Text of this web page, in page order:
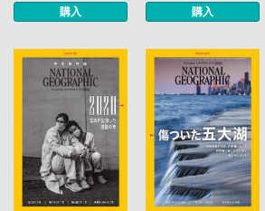
購入 購入